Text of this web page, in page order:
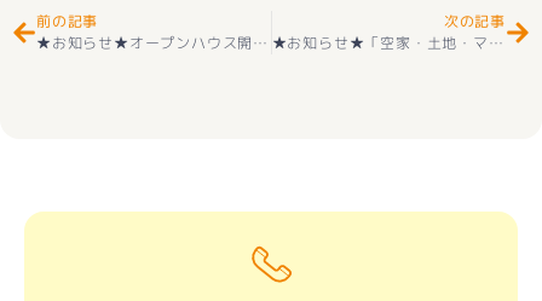
前の記事
★お知らせ★オープンハウス開催
耐震・制震の家★耐震等級3取得
次の記事
★お知らせ★「空家・土地・マンション」ご売却無料相談会(予約制) 好評受付中です(^^) お気軽に御声掛けください☺